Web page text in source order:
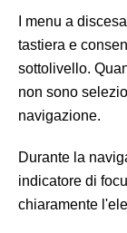
I menu a
tastiera e
sottolivello.
non sono
navigazione.
Durante la
indicatore di
chiaramente